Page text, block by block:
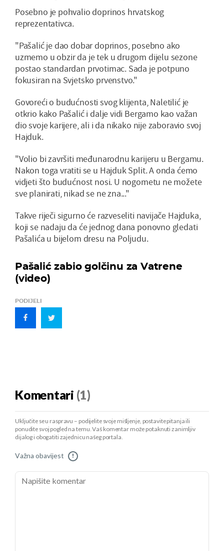
Posebno je pohvalio doprinos hrvatskog
reprezentativca.
"Pašalić je dao dobar doprinos, posebno ako
uzmemo u obzir da je tek u drugom dijelu sezone
postao standardan prvotimac. Sada je potpuno
fokusiran na Svjetsko prvenstvo."
Govoreći o budućnosti svog klijenta, Naletilić je
otkrio kako Pašalić i dalje vidi Bergamo kao važan
dio svoje karijere, ali i da nikako nije zaboravio svoj
Hajduk.
"Volio bi završiti međunarodnu karijeru u Bergamu.
Nakon toga vratiti se u Hajduk Split. A onda ćemo
vidjeti što budućnost nosi. U nogometu ne možete
sve planirati, nikad se ne zna..."
Takve riječi sigurno će razveseliti navijače Hajduka,
koji se nadaju da će jednog dana ponovno gledati
Pašalića u bijelom dresu na Poljudu.
Pašalić zabio golčinu za Vatrene
(video)
PODIJELI
Komentari (1)
Uključite se u raspravu – podijelite svoje mišljenje, postavite pitanja ili
ponudite svoj pogled na temu. Vaš komentar može potaknuti zanimljiv
dijalog i obogatiti zajednicu našeg portala.
Važna obavijest !